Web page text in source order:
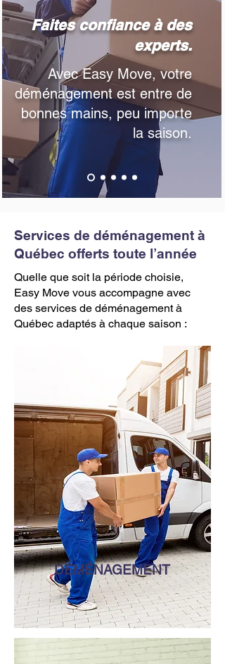
Faites confiance à des
experts.
​Avec Easy Move, votre
déménagement est entre de
bonnes mains, peu importe
la saison.
Services de déménagement à
Québec offerts toute l’année
Quelle que soit la période choisie,
Easy Move vous accompagne avec
des services de déménagement à
Québec adaptés à chaque saison :
DÉMÉNAGEMENT